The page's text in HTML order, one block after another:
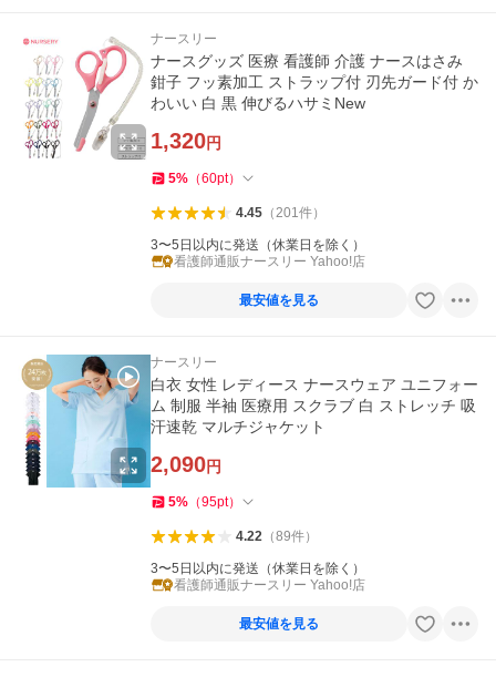
ナースリー
ナースグッズ 医療 看護師 介護 ナースはさみ
鉗子 フッ素加工 ストラップ付 刃先ガード付 か
わいい 白 黒 伸びるハサミNew
1,320円
5% （60pt）
4.45（201件）
3〜5日以内に発送（休業日を除く）
看護師通販ナースリー Yahoo!店
最安値を見る
ナースリー
白衣 女性 レディース ナースウェア ユニフォー
ム 制服 半袖 医療用 スクラブ 白 ストレッチ 吸
汗速乾 マルチジャケット
2,090円
5% （95pt）
4.22（89件）
3〜5日以内に発送（休業日を除く）
看護師通販ナースリー Yahoo!店
最安値を見る